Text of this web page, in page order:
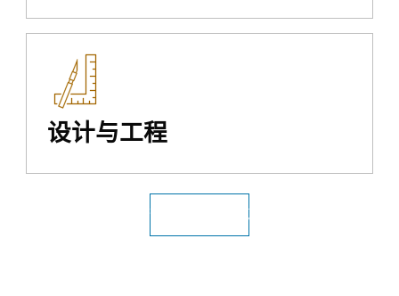
设计与工程
查看所有公用设施